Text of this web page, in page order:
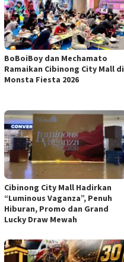
BoBoiBoy dan Mechamato
Ramaikan Cibinong City Mall di
Monsta Fiesta 2026
Cibinong City Mall Hadirkan
“Luminous Vaganza”, Penuh
Hiburan, Promo dan Grand
Lucky Draw Mewah